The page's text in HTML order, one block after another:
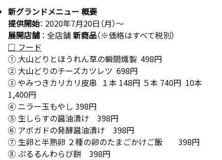
新グランドメニュー 概要
提供開始： 2020年7月20日（月）～
展開店舗 ： 全店舗新商品（※価格はすべて税別）
□ フード
① 大山どりとほうれん草の瞬間燻製 498円
② 大山どりのチーズカツレツ 698円
③ やみつきカリカリ皮串 １本 148円 ５本 740円 10本
1,400円
④ ニラー玉もやし 398円
⑤ 生しらすの醤油漬け 398円
⑥ アボガドの発酵醤油漬け 398円
⑦ 生卵と半熟卵 ２種の卵のたまごかけご飯 398円
⑧ ぷるるんわらび餅 398円